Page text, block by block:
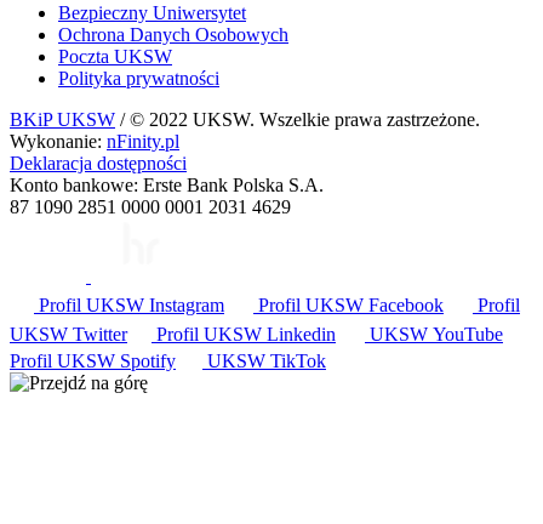
Bezpieczny Uniwersytet
Ochrona Danych Osobowych
Poczta UKSW
Polityka prywatności
BKiP UKSW / © 2022 UKSW. Wszelkie prawa zastrzeżone.
Wykonanie: nFinity.pl
Deklaracja dostępności
Konto bankowe: Erste Bank Polska S.A.
87 1090 2851 0000 0001 2031 4629
Profil UKSW Instagram Profil UKSW Facebook
Profil
UKSW Twitter Profil UKSW Linkedin UKSW YouTube
Profil UKSW Spotify UKSW TikTok